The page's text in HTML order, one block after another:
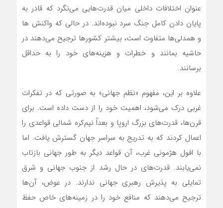
عنوان اختلافات داخلی میان قدرت‌هایی می‌نگرد که قادر به
پایان دادن کامل جنگ سرد نبوده‌اند. در حالی که واکنش ها
و همدلی‌ها متفاوت است، بیشتر کشورها ترجیح می‌دهند در
حاشیه بمانند و خطرات و هزینه‌های خود را به حداقل
برسانند.
علاوه بر این، مفهوم «نظم جهانی» به صورتی که در تفکرات
غربی درک می‌شود، اهمیت خود را از دست داده است. برای
قرن‌ها، قدرت‌های بزرگ اروپا و بعداً نیم‌کره شمالی قواعدی را
اعمال کردند که به تدریج به سراسر جهان گسترش یافت. اما
با افول هژمونی غرب، آن قواعد دیگر به طور جهانی بازتاب
نمی‌یابند. قدرت‌های در حال رشد از جنوب جهانی و شرق
تمایلی به پذیرش رهبری جهانی ندارند. در عوض، آن‌ها
ترجیح می‌دهند که منافع خود را در زمینه‌های خاص حفظ